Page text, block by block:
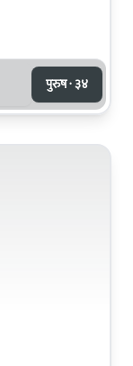
पुरुष · ३४